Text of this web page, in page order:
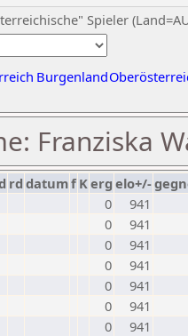
Spieler
Burgenland
Franziska
rd datumf Kerg elo+/-
0
941
0
941
0
941
0
941
0
941
0
941
0
941